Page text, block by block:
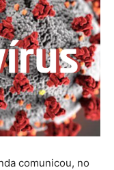
comunicou, no